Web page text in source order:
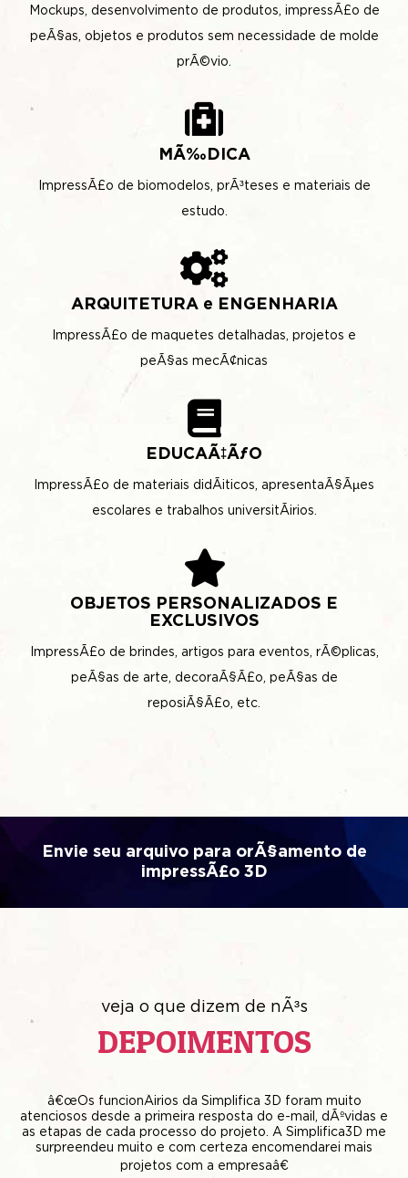
Mockups, desenvolvimento de produtos, impressÃ£o de
peÃ§as, objetos e produtos sem necessidade de molde
prÃ©vio.
MÃ‰DICA
ImpressÃ£o de biomodelos, prÃ³teses e materiais de
estudo.
ARQUITETURA e ENGENHARIA
ImpressÃ£o de maquetes detalhadas, projetos e
peÃ§as mecÃ¢nicas
EDUCAÃ‡ÃƒO
ImpressÃ£o de materiais didÃ¡ticos, apresentaÃ§Ãµes
escolares e trabalhos universitÃ¡rios.
OBJETOS PERSONALIZADOS E
EXCLUSIVOS
ImpressÃ£o de brindes, artigos para eventos, rÃ©plicas,
peÃ§as de arte, decoraÃ§Ã£o, peÃ§as de
reposiÃ§Ã£o, etc.
Envie seu arquivo para orÃ§amento de
impressÃ£o 3D
veja o que dizem de nÃ³s
DEPOIMENTOS
â€œOs funcionÃ¡rios da Simplifica 3D foram muito
atenciosos desde a primeira resposta do e-mail, dÃºvidas e
as etapas de cada processo do projeto. A Simplifica3D me
surpreendeu muito e com certeza encomendarei mais
projetos com a empresaâ€